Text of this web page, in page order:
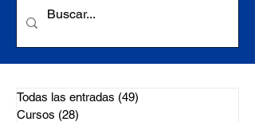
Todas las entradas (49)
Cursos (28)